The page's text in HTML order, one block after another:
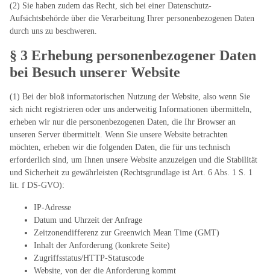
(2) Sie haben zudem das Recht, sich bei einer Datenschutz-
Aufsichtsbehörde über die Verarbeitung Ihrer personenbezogenen Daten
durch uns zu beschweren.
§ 3 Erhebung personenbezogener Daten
bei Besuch unserer Website
(1) Bei der bloß informatorischen Nutzung der Website, also wenn Sie
sich nicht registrieren oder uns anderweitig Informationen übermitteln,
erheben wir nur die personenbezogenen Daten, die Ihr Browser an
unseren Server übermittelt. Wenn Sie unsere Website betrachten
möchten, erheben wir die folgenden Daten, die für uns technisch
erforderlich sind, um Ihnen unsere Website anzuzeigen und die Stabilität
und Sicherheit zu gewährleisten (Rechtsgrundlage ist Art. 6 Abs. 1 S. 1
lit. f DS-GVO):
IP-Adresse
Datum und Uhrzeit der Anfrage
Zeitzonendifferenz zur Greenwich Mean Time (GMT)
Inhalt der Anforderung (konkrete Seite)
Zugriffsstatus/HTTP-Statuscode
Website, von der die Anforderung kommt